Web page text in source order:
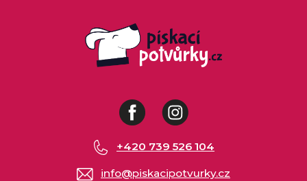
FacebookInstagram
info@piskacipotvurky.cz
+420 739 526 104